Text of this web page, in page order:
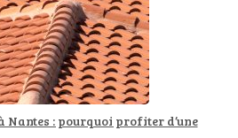
Nantes : pourquoi profiter d’une